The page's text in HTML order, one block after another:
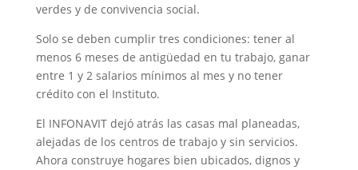
verdes y de convivencia social.
Solo se deben cumplir tres condiciones: tener al
menos 6 meses de antigüedad en tu trabajo, ganar
entre 1 y 2 salarios mínimos al mes y no tener
crédito con el Instituto.
El INFONAVIT dejó atrás las casas mal planeadas,
alejadas de los centros de trabajo y sin servicios.
Ahora construye hogares bien ubicados, dignos y